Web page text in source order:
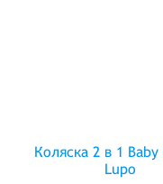
Коляска 2 в 1 Baby
Lupo